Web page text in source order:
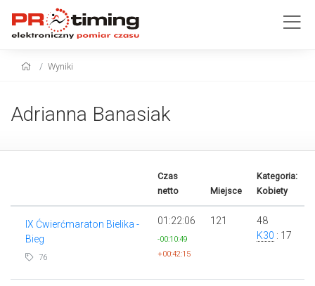
Wyniki
Adrianna Banasiak
Czas
netto
Miejsce
Kategoria:
Kobiety
IX Ćwierćmaraton Bielika -
Bieg
76
01:22:06
-00:10:49
+00:42:15
121
48
K30 : 17